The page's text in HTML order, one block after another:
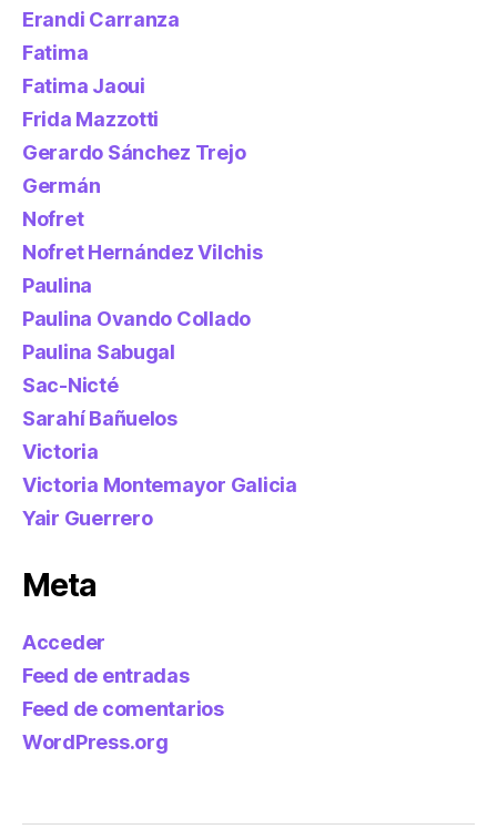
Erandi Carranza
Fatima
Fatima Jaoui
Frida Mazzotti
Gerardo Sánchez Trejo
Germán
Nofret
Nofret Hernández Vilchis
Paulina
Paulina Ovando Collado
Paulina Sabugal
Sac-Nicté
Sarahí Bañuelos
Victoria
Victoria Montemayor Galicia
Yair Guerrero
Meta
Acceder
Feed de entradas
Feed de comentarios
WordPress.org